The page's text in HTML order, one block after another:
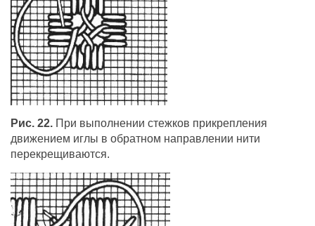
Рис. 22. При выполнении стежков прикрепления
движением иглы в обратном направлении нити
перекрещиваются.